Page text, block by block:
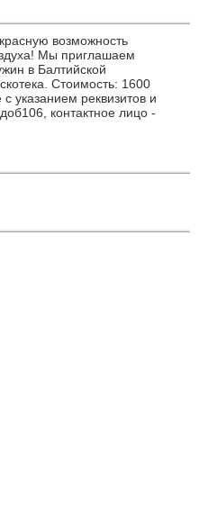
возможность
Мы приглашаем
в Балтийской
Стоимость: 1600
реквизитов и
контактное лицо -